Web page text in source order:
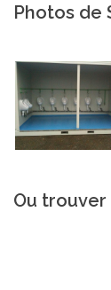
Photos de
Ou trouver